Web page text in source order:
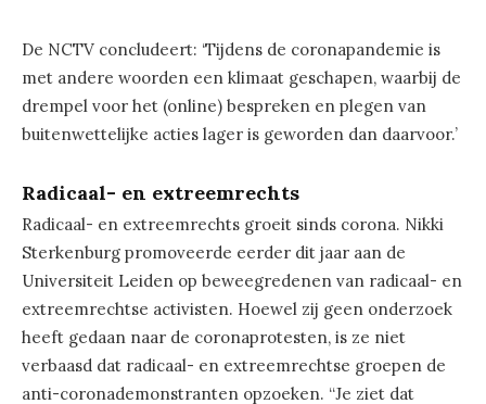
De NCTV concludeert: ‘Tijdens de coronapandemie is
met andere woorden een klimaat geschapen, waarbij de
drempel voor het (online) bespreken en plegen van
buitenwettelijke acties lager is geworden dan daarvoor.’
Radicaal- en extreemrechts
Radicaal- en extreemrechts groeit sinds corona. Nikki
Sterkenburg promoveerde eerder dit jaar aan de
Universiteit Leiden op beweegredenen van radicaal- en
extreemrechtse activisten. Hoewel zij geen onderzoek
heeft gedaan naar de coronaprotesten, is ze niet
verbaasd dat radicaal- en extreemrechtse groepen de
anti-coronademonstranten opzoeken. “Je ziet dat